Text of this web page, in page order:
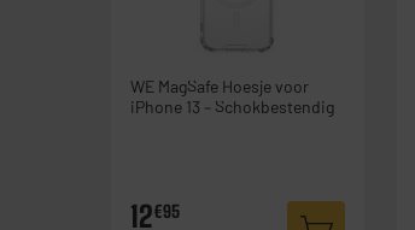
WE MagSafe Hoesje voor
iPhone 13 – Schokbestendig
12€95